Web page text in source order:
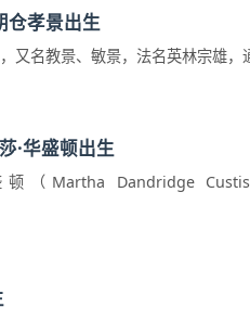
仓孝景出生
又名教景、敏景，法名英林宗雄，
·华盛顿出生
（Martha Dandridge